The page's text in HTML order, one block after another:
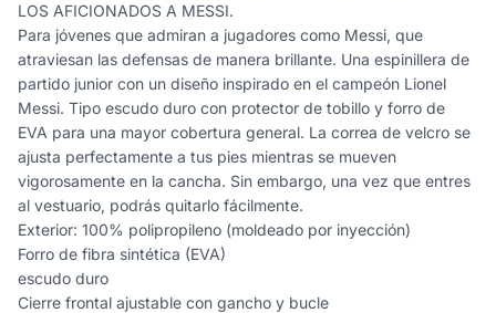
LOS AFICIONADOS A MESSI.
Para jóvenes que admiran a jugadores como Messi, que
atraviesan las defensas de manera brillante. Una espinillera de
partido junior con un diseño inspirado en el campeón Lionel
Messi. Tipo escudo duro con protector de tobillo y forro de
EVA para una mayor cobertura general. La correa de velcro se
ajusta perfectamente a tus pies mientras se mueven
vigorosamente en la cancha. Sin embargo, una vez que entres
al vestuario, podrás quitarlo fácilmente.
Exterior: 100% polipropileno (moldeado por inyección)
Forro de fibra sintética (EVA)
escudo duro
Cierre frontal ajustable con gancho y bucle